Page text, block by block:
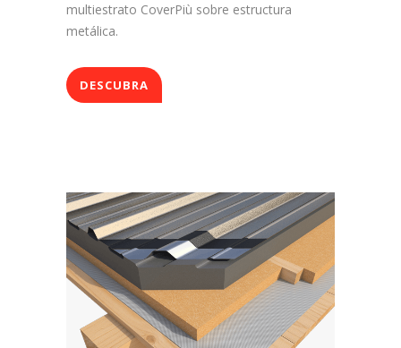
multiestrato CoverPiù sobre estructura
metálica.
DESCUBRA